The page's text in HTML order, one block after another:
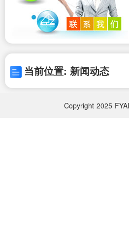
当前位置: 新闻动态
Copyright 2025